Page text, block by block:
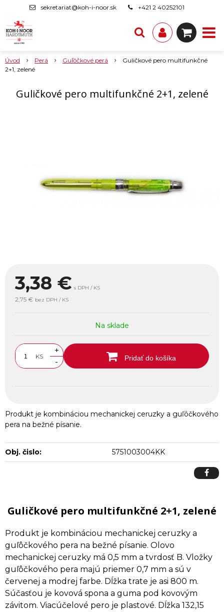
sekretariat@koh-i-noor.sk +421 2 40252101
Úvod Perá Guľôčkové perá
Guličkové pero multifunkčné
2+1, zelené
Guličkové pero multifunkčné 2+1, zelené
3,38 € s DPH / KS
2,75 € bez DPH / KS
Na sklade
KS
+
-
Pridať do košíka
Produkt je kombináciou mechanickej ceruzky a guľôčkového
pera na bežné písanie.
Obj. čislo: 5751003004KK
Guličkové pero multifunkčné 2+1, zelené
Produkt je kombináciou mechanickej ceruzky a
guľôčkového pera na bežné písanie. Olovo
mechanickej ceruzky má 0,5 mm a tvrdosť B. Vložky
guľôčkového pera majú priemer 0,7 mm a sú v
červenej a modrej farbe. Dĺžka trate je asi 800 m.
Súčasťou je kovová spona a guma pod kovovým
závitom. Viacúčelové pero je plastové. Dĺžka 132,15